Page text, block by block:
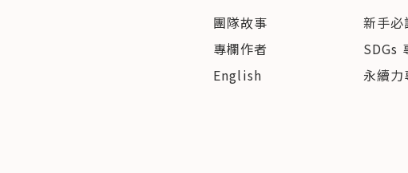
團隊故事
專欄作者
English
新手必
SDGs
永續力